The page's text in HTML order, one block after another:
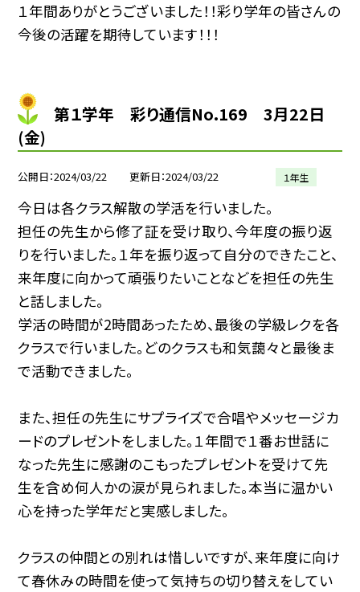
１年間ありがとうございました！！彩り学年の皆さんの
今後の活躍を期待しています！！！
第１学年 彩り通信No.169 3月22日
(金)
公開日 2024/03/22 更新日 2024/03/22 １年生
今日は各クラス解散の学活を行いました。
担任の先生から修了証を受け取り、今年度の振り返
りを行いました。１年を振り返って自分のできたこと、
来年度に向かって頑張りたいことなどを担任の先生
と話しました。
学活の時間が2時間あったため、最後の学級レクを各
クラスで行いました。どのクラスも和気藹々と最後ま
で活動できました。
また、担任の先生にサプライズで合唱やメッセージカ
ードのプレゼントをしました。１年間で１番お世話に
なった先生に感謝のこもったプレゼントを受けて先
生を含め何人かの涙が見られました。本当に温かい
心を持った学年だと実感しました。
クラスの仲間との別れは惜しいですが、来年度に向け
て春休みの時間を使って気持ちの切り替えをしてい